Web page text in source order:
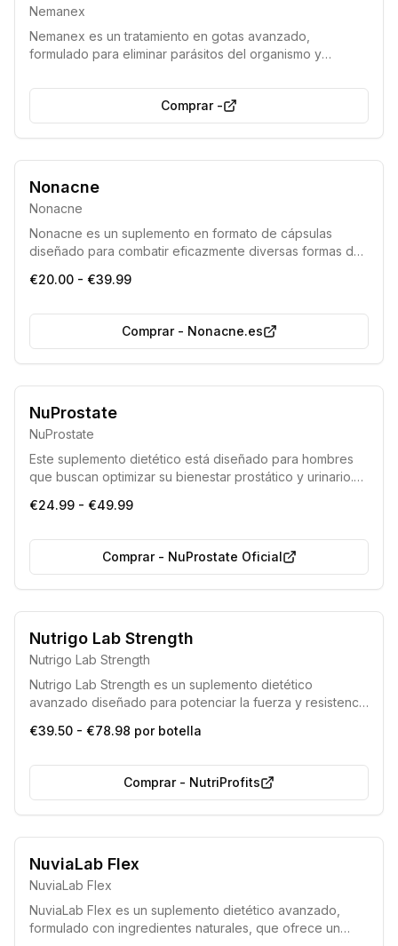
Nemanex
Nemanex es un tratamiento en gotas avanzado,
formulado para eliminar parásitos del organismo y
reinfecciones. Este remedio natural trabaja para purificar
el cuerpo, restaurar las funciones vitales y mejorar el
bienestar general de manera rápida y sostenida.
Comprar-
Nonacne
Nonacne
Nonacne es un suplemento en formato de cápsulas
diseñado para combatir eficazmente diversas formas de
cutáneas.
€20.00 - €39.99
Comprar- Nonacne.es
Compuesto con ingredientes validados clínicamente
Formulación libre de organismos genéticamente modificados
NuProstate
NuProstate
Este suplemento dietético está diseñado para hombres
que buscan optimizar su bienestar prostático y urinario.
en la vejiga o la frecuencia urinaria elevada, que pueden
a tomar medidas proactivas para la salud masculina.
€24.99 - €49.99
Comprar- NuProstate Oficial
Opción más popular
Nutrigo Lab Strength
Nutrigo Lab Strength
Nutrigo Lab Strength es un suplemento dietético
avanzado diseñado para potenciar la fuerza y resistencia
efectivos. Actúa fortaleciendo la musculatura para
€39.50 - €78.98 por botella
Comprar- NutriProfits
NuviaLab Flex
NuviaLab Flex
NuviaLab Flex es un suplemento dietético avanzado,
formulado con ingredientes naturales, que ofrece un